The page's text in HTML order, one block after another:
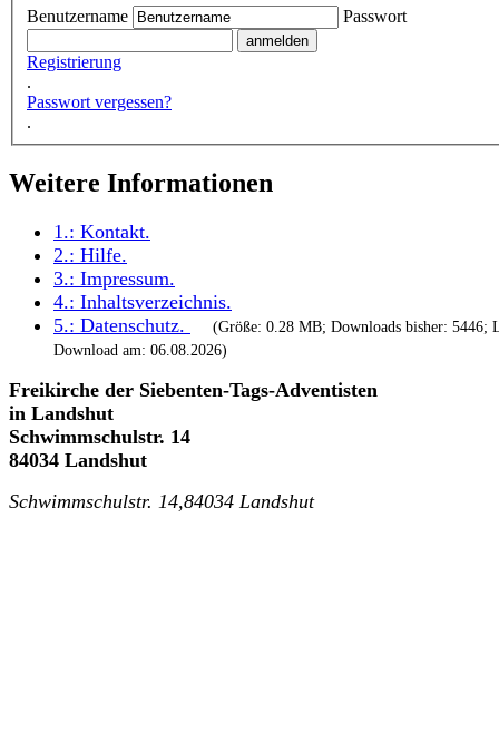
Benutzername
Passwort
Registrierung
.
Passwort vergessen?
.
Weitere Informationen
1.: Kontakt.
2.: Hilfe.
3.: Impressum.
4.: Inhaltsverzeichnis.
5.: Datenschutz.
(Größe: 0.28 MB; Downloads bisher: 5446;
Download am: 06.08.2026)
Freikirche der Siebenten-Tags-Adventisten
in Landshut
Schwimmschulstr. 14
84034 Landshut
Schwimmschulstr. 14,84034 Landshut